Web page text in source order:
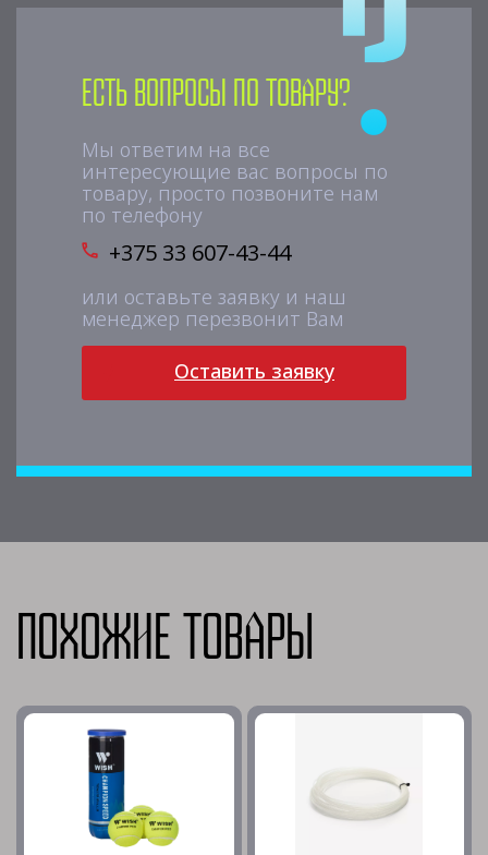
Есть вопросы по товару?
Мы ответим на все
интересующие вас вопросы по
товару, просто позвоните нам
по телефону
+375 33 607-43-44
или оставьте заявку и наш
менеджер перезвонит Вам
Оставить заявку
Похожие товары